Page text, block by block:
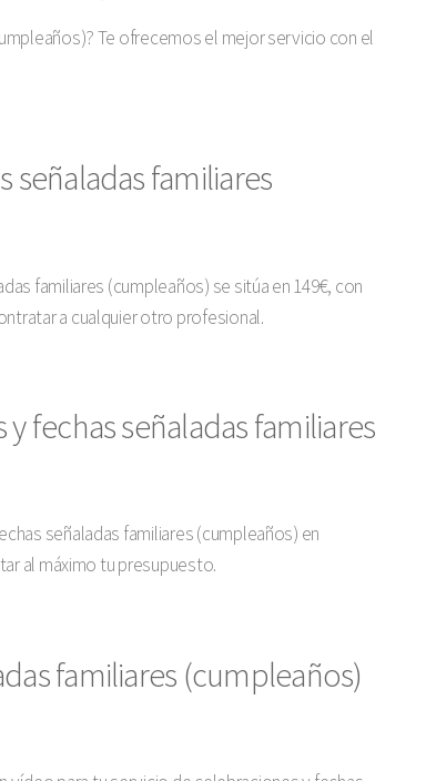
Te ofrecemos el mejor servicio con el
señaladas familiares
familiares (cumpleaños) se sitúa en 149€, con
a cualquier otro profesional.
fechas señaladas familiares
señaladas familiares (cumpleaños) en
al máximo tu presupuesto.
familiares (cumpleaños)